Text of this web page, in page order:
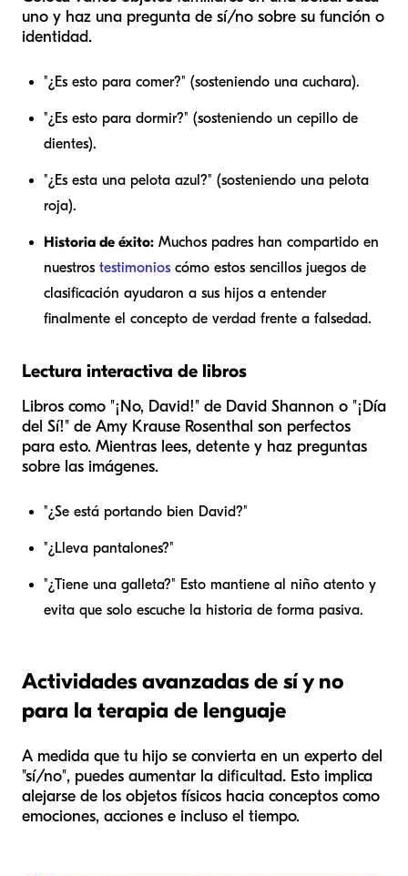
uno y haz una pregunta de sí/no sobre su función o
identidad.
"¿Es esto para comer?" (sosteniendo una cuchara).
"¿Es esto para dormir?" (sosteniendo un cepillo de
dientes).
"¿Es esta una pelota azul?" (sosteniendo una pelota
roja).
Historia de éxito: Muchos padres han compartido en
nuestros testimonios cómo estos sencillos juegos de
clasificación ayudaron a sus hijos a entender
finalmente el concepto de verdad frente a falsedad.
Lectura interactiva de libros
Libros como "¡No, David!" de David Shannon o "¡Día
del Sí!" de Amy Krause Rosenthal son perfectos
para esto. Mientras lees, detente y haz preguntas
sobre las imágenes.
"¿Se está portando bien David?"
"¿Lleva pantalones?"
"¿Tiene una galleta?" Esto mantiene al niño atento y
evita que solo escuche la historia de forma pasiva.
Actividades avanzadas de sí y no
para la terapia de lenguaje
A medida que tu hijo se convierta en un experto del
"sí/no", puedes aumentar la dificultad. Esto implica
alejarse de los objetos físicos hacia conceptos como
emociones, acciones e incluso el tiempo.